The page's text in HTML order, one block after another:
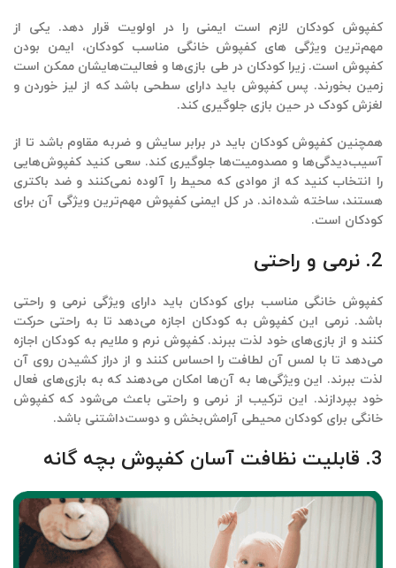
کفپوش کودکان لازم است ایمنی را در اولویت قرار دهد. یکی از
مهم‌ترین ویژگی های کفپوش خانگی مناسب کودکان، ایمن بودن
کفپوش است. زیرا کودکان در طی بازی‌ها و فعالیت‌هایشان ممکن است
زمین بخورند. پس کفپوش باید دارای سطحی باشد که از لیز خوردن و
لغزش کودک در حین بازی جلوگیری کند.
همچنین کفپوش کودکان باید در برابر سایش و ضربه مقاوم باشد تا از
آسیب‌دیدگی‌ها و مصدومیت‌ها جلوگیری کند. سعی کنید کفپوش‌هایی
را انتخاب کنید که از موادی که محیط را آلوده نمی‌کنند وضد باکتری
هستند، ساخته شده‌اند. در کل ایمنی کفپوش مهم‌ترین ویژگی آن برای
کودکان است.
2. نرمی و راحتی
کفپوش خانگی مناسب برای کودکان باید دارای ویژگی نرمی و راحتی
باشد. نرمی این کفپوش به کودکان اجازه می‌دهد تا به راحتی حرکت
کنند و از بازی‌های خود لذت ببرند.کفپوش نرم و ملایم به کودکان اجازه
می‌دهد تا با لمس آن لطافت را احساس کنند و از دراز کشیدن روی آن
لذت ببرند. این ویژگی‌ها به آن‌ها امکان می‌دهند که به بازی‌های فعال
خود بپردازند. این ترکیب از نرمی و راحتی باعث می‌شود که کفپوش
خانگی برای کودکان محیطی آرامش‌بخش و دوست‌داشتنی باشد.
3. قابلیت نظافت آسان کفپوش بچه گانه